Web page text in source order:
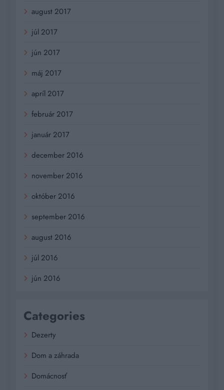
august 2017
júl 2017
jún 2017
máj 2017
apríl 2017
február 2017
január 2017
december 2016
november 2016
október 2016
september 2016
august 2016
júl 2016
jún 2016
Categories
Dezerty
Dom a záhrada
Domácnosť